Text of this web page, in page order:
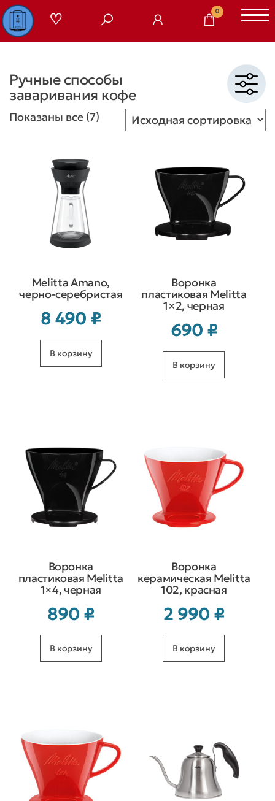
Перейти
к
содержимому
0
Ручные способы
заваривания кофе
Показаны все (7)
Melitta Amano,
черно-серебристая
8 490 ₽
В корзину
Воронка
пластиковая Melitta
1×2, черная
690 ₽
В корзину
Воронка
пластиковая Melitta
1×4, черная
890 ₽
В корзину
Воронка
керамическая Melitta
102, красная
2 990 ₽
В корзину